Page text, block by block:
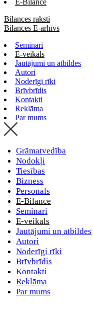
E-Bilance
Bilances raksti
Bilances E-arhīvs
Semināri
E-veikals
Jautājumi un atbildes
Autori
Noderīgi rīki
Brīvbrīdis
Kontakti
Reklāma
Par mums
Grāmatvedība
Nodokļi
Tiesības
Bizness
Personāls
E-Bilance
Semināri
E-veikals
Jautājumi un atbildes
Autori
Noderīgi rīki
Brīvbrīdis
Kontakti
Reklāma
Par mums